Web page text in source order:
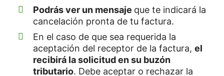
Podrás ver un mensaje que te indicará la
cancelación pronta de tu factura.
En el caso de que sea requerida la
aceptación del receptor de la factura, el
recibirá la solicitud en su buzón
tributario. Debe aceptar o rechazar la